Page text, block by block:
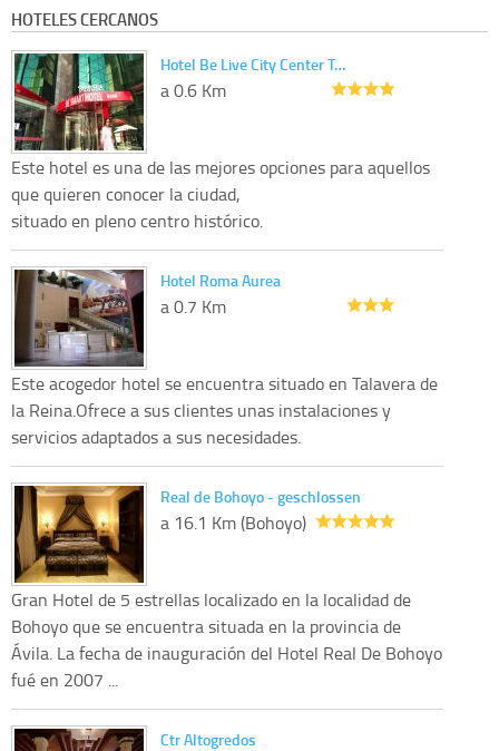
HOTELES CERCANOS
Hotel Be Live City Center T…
a 0.6 Km
Este hotel es una de las mejores opciones para aquellos
que quieren conocer la ciudad,
situado en pleno centro histórico.
Hotel Roma Aurea
a 0.7 Km
Este acogedor hotel se encuentra situado en Talavera de
la Reina.Ofrece a sus clientes unas instalaciones y
servicios adaptados a sus necesidades.
Real de Bohoyo - geschlossen
a 16.1 Km (Bohoyo)
Gran Hotel de 5 estrellas localizado en la localidad de
Bohoyo que se encuentra situada en la provincia de
Ávila. La fecha de inauguración del Hotel Real De Bohoyo
fué en 2007 ...
Ctr Altogredos